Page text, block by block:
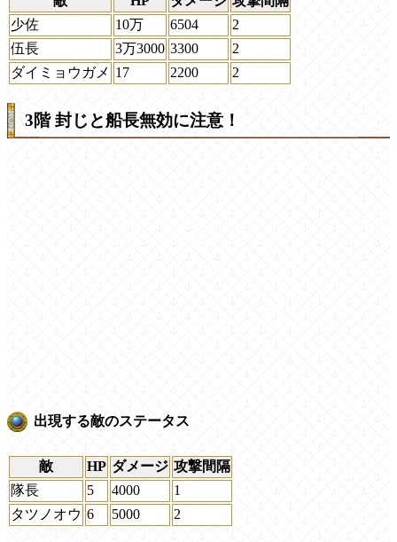
少佐
10万 6504
2
伍長
3万3000 3300
2
ダイミョウガメ 17 2200 2
3階 封じと船長無効に注意！
出現する敵のステータス
敵 HP ダメージ 攻撃間隔
隊長
5 4000
1
タツノオウ 6 5000 2